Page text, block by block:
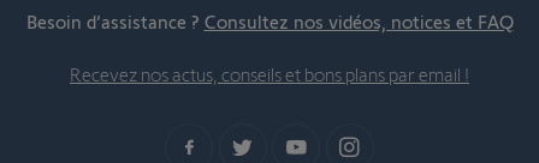
Besoin d’assistance ? Consultez nos vidéos, notices et FAQ
Recevez nos actus, conseils et bons plans par email !